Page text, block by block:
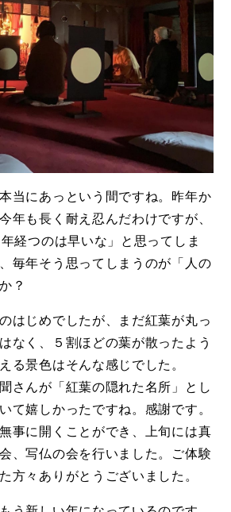
当にあっという間ですね。昨年か
年も長く耐え忍んだわけですが、
経つのは早いな」と思ってしま
毎年そう思ってしまうのが「人の
？
はじめでしたが、まだ紅葉が丸っ
なく、５割ほどの葉が散ったよう
る景色はそんな感じでした。
さんが「紅葉の隠れた名所」とし
て嬉しかったですね。感謝です。
事に開くことができ、上旬には真
、写仏の会を行いました。ご体験
方々ありがとうございました。